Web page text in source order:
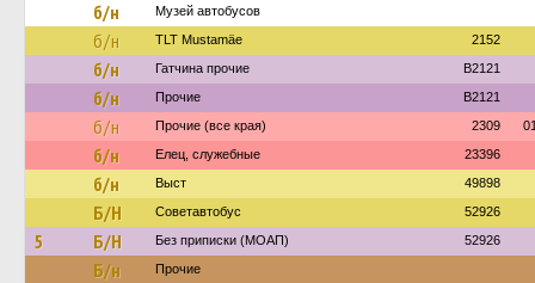
б/н Музей автобусов
б/н TLT Mustamäe 2152
б/н Гатчина прочие B2121
б/н Прочие B2121
б/н Прочие (все края) 2309
б/н Елец, служебные 23396
б/н Выст 49898
Б/Н Советавтобус 52926
5 Б/Н Без приписки (МОАП) 52926
Б/н Прочие